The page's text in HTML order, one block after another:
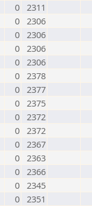
0 2311
0 2306
0 2306
0 2306
0 2306
0 2378
0 2377
0 2375
0 2372
0 2372
0 2367
0 2363
0 2366
0 2345
0 2351